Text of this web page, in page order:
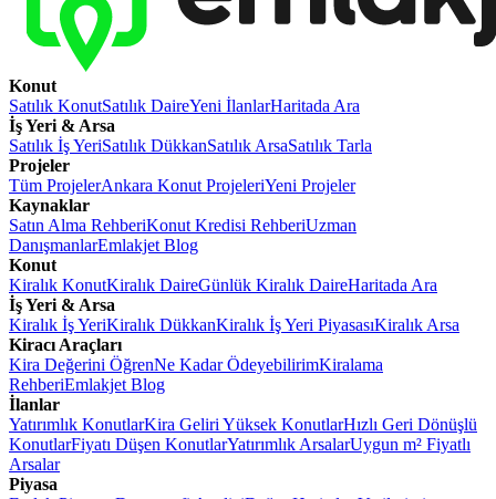
Konut
Satılık KonutSatılık DaireYeni İlanlarHaritada Ara
İş Yeri & Arsa
Satılık İş YeriSatılık DükkanSatılık ArsaSatılık Tarla
Projeler
Tüm ProjelerAnkara Konut ProjeleriYeni Projeler
Kaynaklar
Satın Alma RehberiKonut Kredisi RehberiUzman
DanışmanlarEmlakjet Blog
Konut
Kiralık KonutKiralık DaireGünlük Kiralık DaireHaritada Ara
İş Yeri & Arsa
Kiralık İş YeriKiralık DükkanKiralık İş Yeri PiyasasıKiralık Arsa
Kiracı Araçları
Kira Değerini ÖğrenNe Kadar ÖdeyebilirimKiralama
RehberiEmlakjet Blog
İlanlar
Yatırımlık KonutlarKira Geliri Yüksek KonutlarHızlı Geri Dönüşlü
KonutlarFiyatı Düşen KonutlarYatırımlık ArsalarUygun m² Fiyatlı
Arsalar
Piyasa